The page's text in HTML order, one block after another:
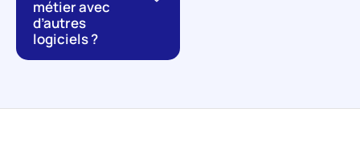
métier avec
d’autres
logiciels ?